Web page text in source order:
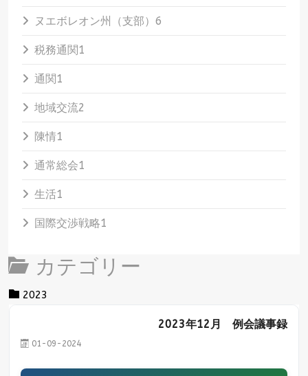
ヌエボレオン州（支部） 6
税務通関1
通関1
地域交流2
陳情1
通常総会1
生活1
国際交渉戦略1
カテゴリー
Category title
2023
2023年12月 例会議事録
01-09-2024